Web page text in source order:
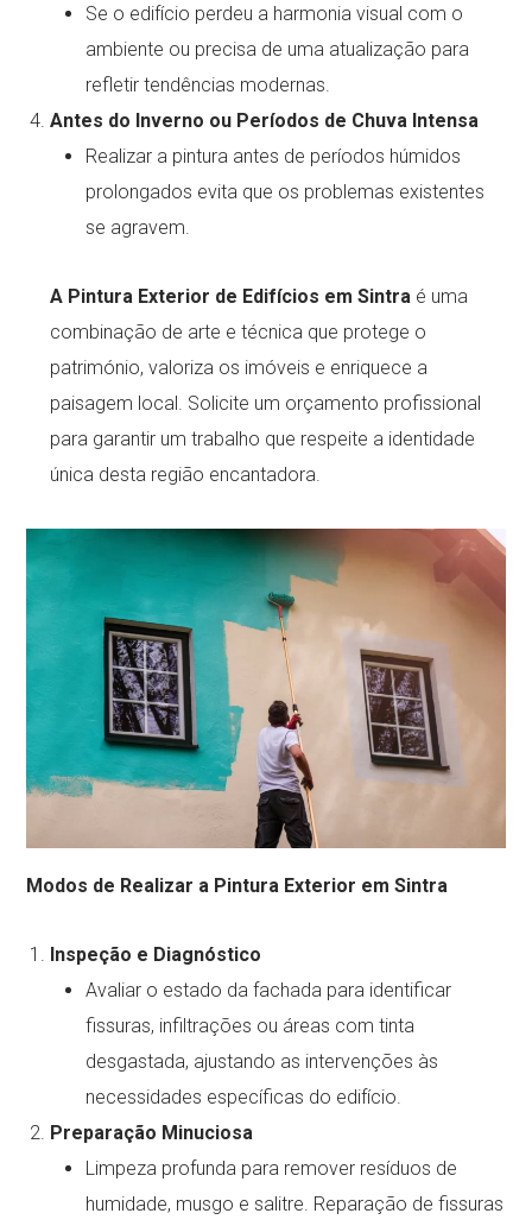
Se o edifício perdeu a harmonia visual com o
ambiente ou precisa de uma atualização para
refletir tendências modernas.
Antes do Inverno ou Períodos de Chuva Intensa
Realizar a pintura antes de períodos húmidos
prolongados evita que os problemas existentes
se agravem.
A Pintura Exterior de Edifícios em Sintra é uma
combinação de arte e técnica que protege o
património, valoriza os imóveis e enriquece a
paisagem local. Solicite um orçamento profissional
para garantir um trabalho que respeite a identidade
única desta região encantadora.
Modos de Realizar a Pintura Exterior em Sintra
Inspeção e Diagnóstico
Avaliar o estado da fachada para identificar
fissuras, infiltrações ou áreas com tinta
desgastada, ajustando as intervenções às
necessidades específicas do edifício.
Preparação Minuciosa
Limpeza profunda para remover resíduos de
humidade, musgo e salitre. Reparação de fissuras